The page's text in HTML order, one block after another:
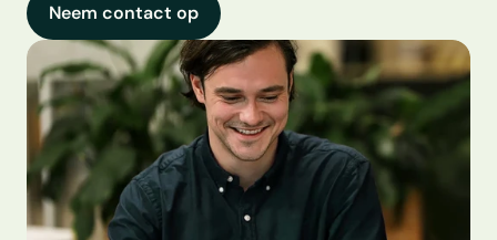
Neem contact op